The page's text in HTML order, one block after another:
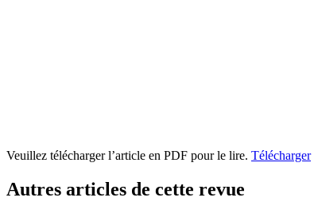
Veuillez télécharger l’article en PDF pour le lire. Télécharger
Autres articles de cette revue